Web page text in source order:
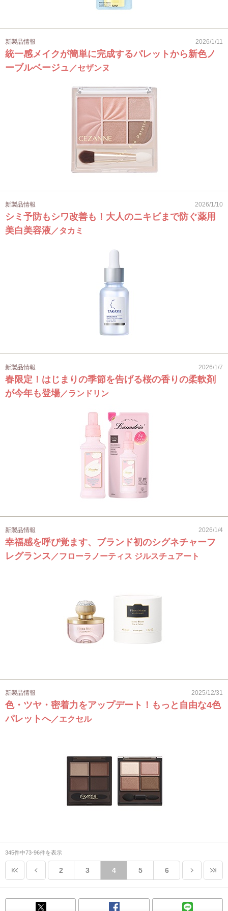
新製品情報 2026/1/11
統一感メイクが簡単に完成するパレットから新色ノ
ーブルベージュ ／セザンヌ
新製品情報 2026/1/10
シミ予防もシワ改善も！大人のニキビまで防ぐ薬用
美白美容液／タカミ
新製品情報 2026/1/7
春限定！はじまりの季節を告げる桜の香りの柔軟剤
が今年も登場／ランドリン
新製品情報 2026/1/4
幸福感を呼び覚ます、ブランド初のシグネチャーフ
レグランス ／フローラノーティス ジルスチュアート
新製品情報 2025/12/31
色・ツヤ・密着力をアップデート！もっと自由な4色
パレットへ／エクセル
345件中73-96件を表示
2 3 4 5 6